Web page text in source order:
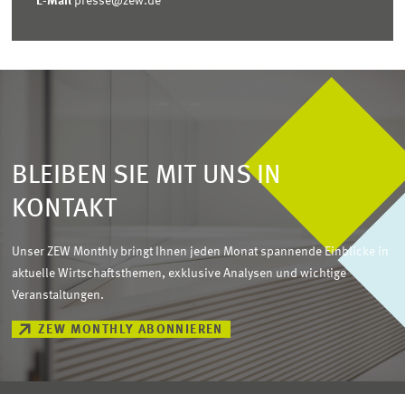
BLEIBEN SIE MIT UNS IN
KONTAKT
Unser ZEW Monthly bringt Ihnen jeden Monat spannende Einblicke in
aktuelle Wirtschaftsthemen, exklusive Analysen und wichtige
Veranstaltungen.
ZEW MONTHLY ABONNIEREN